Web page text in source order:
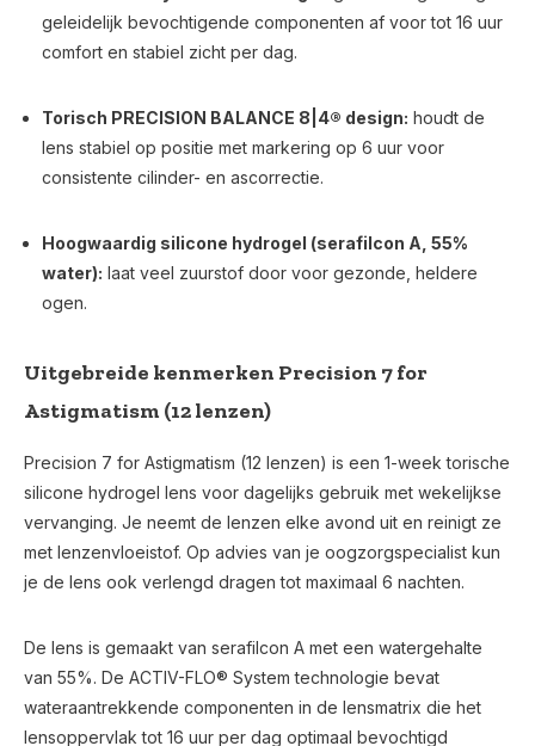
geleidelijk bevochtigende componenten af voor tot 16 uur
comfort en stabiel zicht per dag.
Torisch PRECISION BALANCE 8|4® design: houdt de
lens stabiel op positie met markering op 6 uur voor
consistente cilinder- en ascorrectie.
Hoogwaardig silicone hydrogel (serafilcon A, 55%
water): laat veel zuurstof door voor gezonde, heldere
ogen.
Uitgebreide kenmerken Precision 7 for
Astigmatism (12 lenzen)
Precision 7 for Astigmatism (12 lenzen) is een 1-week torische
silicone hydrogel lens voor dagelijks gebruik met wekelijkse
vervanging. Je neemt de lenzen elke avond uit en reinigt ze
met lenzenvloeistof. Op advies van je oogzorgspecialist kun
je de lens ook verlengd dragen tot maximaal 6 nachten.
De lens is gemaakt van serafilcon A met een watergehalte
van 55%. De ACTIV-FLO® System technologie bevat
wateraantrekkende componenten in de lensmatrix die het
lensoppervlak tot 16 uur per dag optimaal bevochtigd